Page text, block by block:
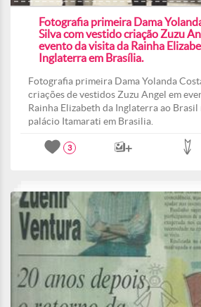
Fotografia primeira Dama
Silva com vestido criação Zuzu
evento da visita da Rainha
Inglaterra em Brasília.
Fotografia primeira Dama Yolanda
criações de vestidos Zuzu Angel em
Rainha Elizabeth da Inglaterra ao Brasil
palácio Itamarati em Brasilia.
3